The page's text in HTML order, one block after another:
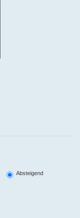
Absteigend